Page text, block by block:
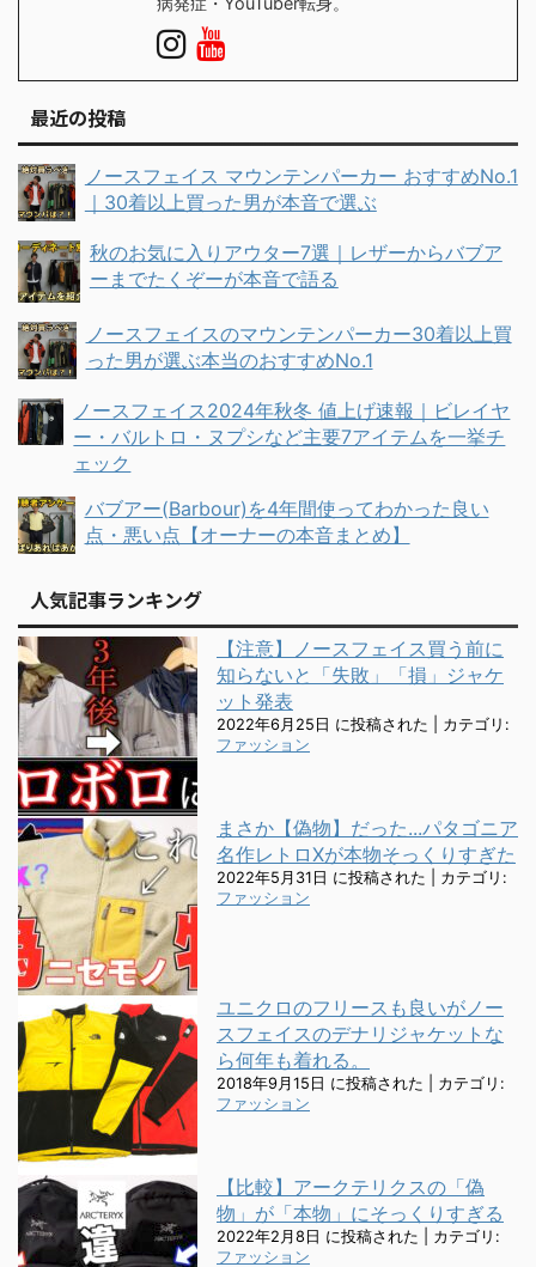
最近の投稿
ノースフェイス マウンテンパーカー おすすめNo.1
｜30着以上買った男が本音で選ぶ
秋のお気に入りアウター7選｜レザーからバブア
ーまでたくぞーが本音で語る
ノースフェイスのマウンテンパーカー30着以上買
った男が選ぶ本当のおすすめNo.1
ノースフェイス2024年秋冬 値上げ速報｜ビレイヤ
ー・バルトロ・ヌプシなど主要7アイテムを一挙チ
ェック
バブアー(Barbour)を4年間使ってわかった良い
点・悪い点【オーナーの本音まとめ】
人気記事ランキング
【注意】ノースフェイス買う前に
知らないと「失敗」「損」ジャケ
ット発表
2022年6月25日 に投稿された
カテゴリ:
ファッション
まさか【偽物】だった...パタゴニア
名作レトロXが本物そっくりすぎた
2022年5月31日 に投稿された
カテゴリ:
ファッション
ユニクロのフリースも良いがノー
スフェイスのデナリジャケットな
ら何年も着れる。
2018年9月15日 に投稿された
カテゴリ:
ファッション
【比較】アークテリクスの「偽
物」が「本物」にそっくりすぎる
2022年2月8日 に投稿された
カテゴリ:
ファッション